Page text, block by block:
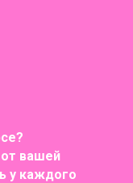
вашей
у каждого